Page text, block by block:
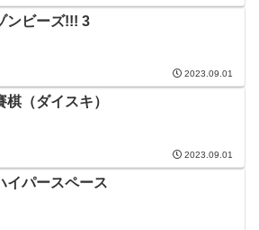
ンビーズ!!! 3
2023.09.01
棋（ダイスキ）
2023.09.01
イパースペース